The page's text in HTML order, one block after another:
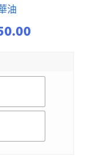
油
Price
$ 248.00